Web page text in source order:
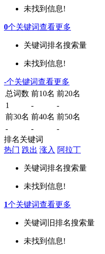
未找到信息!
0个关键词查看更多
关键词排名搜索量
未找到信息!
-个关键词查看更多
总词数 前10名 前20名
1
-
-
前30名 前40名 前50名
-
-
-
排名关键词
热门 跌出 涨入 阿拉丁
关键词排名搜索量
未找到信息!
1个关键词查看更多
关键词 旧排名搜索量
未找到信息!